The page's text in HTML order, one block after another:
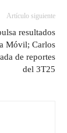
Artículo siguiente
resultados
Móvil; Carlos
de reportes
del 3T25